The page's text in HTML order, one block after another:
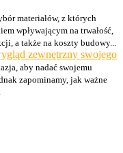
materiałów, z których
wpływającym na trwałość,
a także na koszty budowy...
zewnętrzny swojego
aby nadać swojemu
zapominamy, jak ważne